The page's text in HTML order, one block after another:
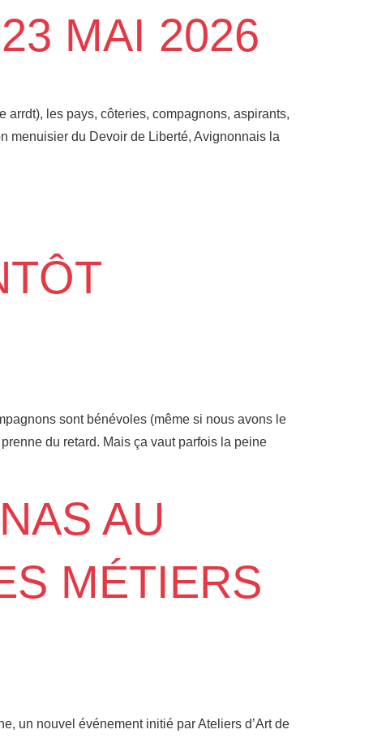
MAI 2026
les pays, côteries, compagnons, aspirants,
menuisier du Devoir de Liberté, Avignonnais la
sont bénévoles (même si nous avons le
du retard. Mais ça vaut parfois la peine
AU
MÉTIERS
un nouvel événement initié par Ateliers d’Art de